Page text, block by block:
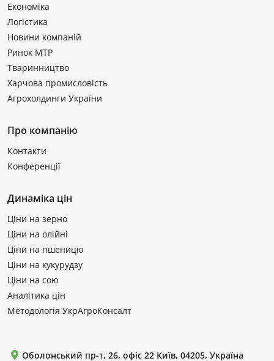
Економіка
Логістика
Новини компаній
Ринок МТР
Тваринництво
Харчова промисловість
Агрохолдинги України
Про компанію
Контакти
Конференції
Динаміка цін
Ціни на зерно
Ціни на олійні
Ціни на пшеницю
Ціни на кукурудзу
Ціни на сою
Аналітика цін
Методологія УкрАгроКонсалт
Оболонський пр-т, 26, офіс 22 Київ, 04205, Україна